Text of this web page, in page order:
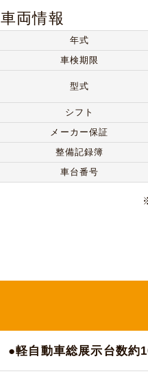
車両情報
年式
車検期限
型式
シフト
メーカー保証
整備記録簿
車台番号
●軽自動車総展示台数約